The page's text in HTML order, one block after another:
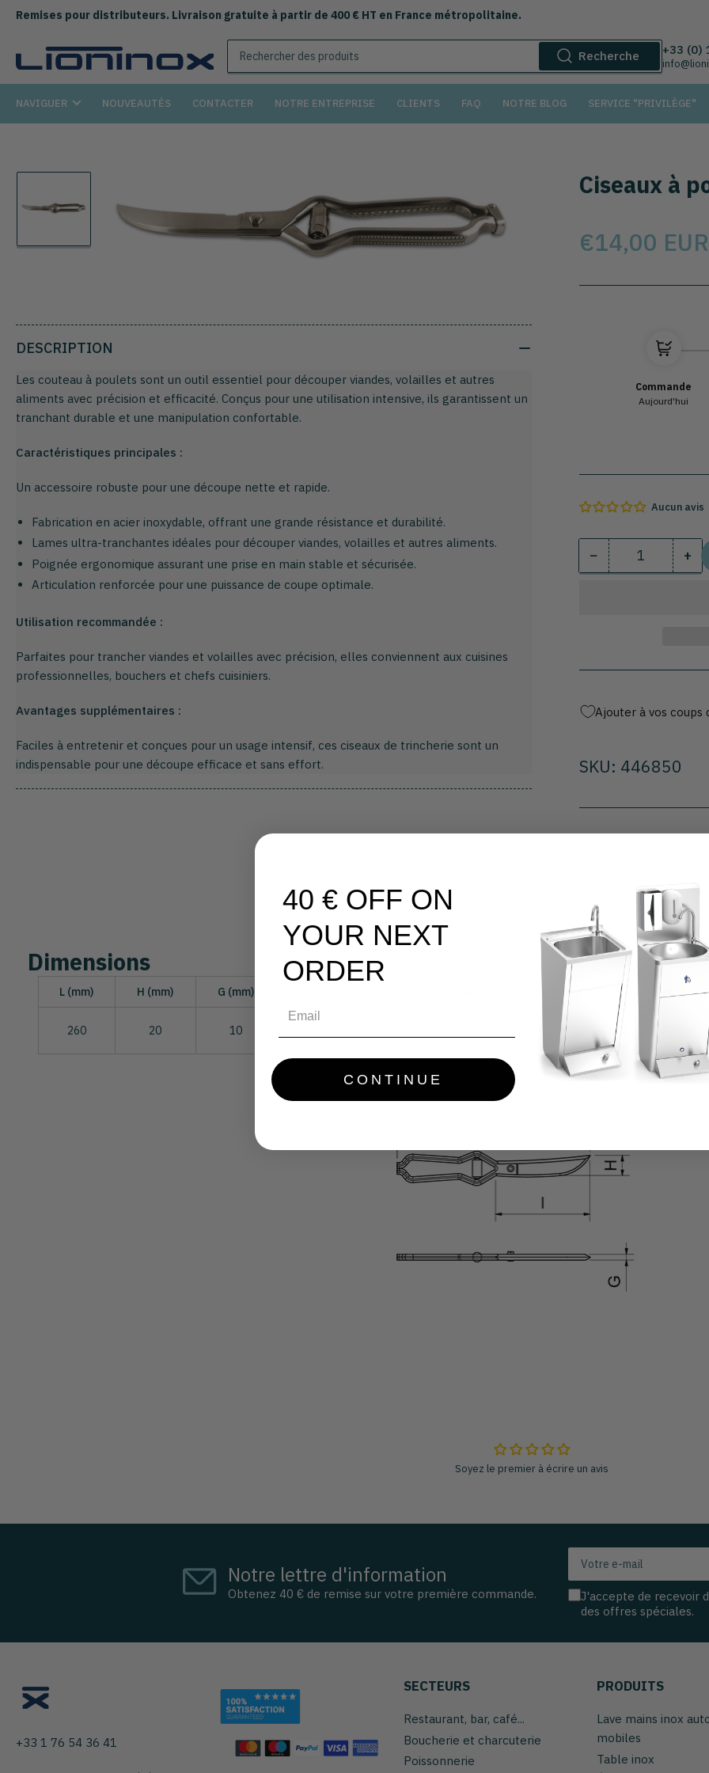
Remises pour distributeurs. Livraison gratuite à partir de 400 € HT en France métropolitaine.
Rechercher
des
produits
Recherche +33 (0)
NAVIGUER NOUVEAUTÉS CONTACTER NOTRE ENTREPRISE CLIENTS FAQ NOTRE BLOG SERVICE "PRIVILÈGE"
Chargement
la
Ciseaux à
Prix
€14,00 EUR
Commande
Aujourd'hui
Aucun avis
− Diminuer
poulet
Quantité +
Ajouter à vos coups
SKU: 446850
DESCRIPTION
Les couteau à poulets sont un outil essentiel pour découper viandes, volailles et autres
aliments avec précision et efficacité. Conçus pour une utilisation intensive, ils garantissent un
tranchant durable et une manipulation confortable.
Caractéristiques principales :
Un accessoire robuste pour une découpe nette et rapide.
Fabrication en acier inoxydable, offrant une grande résistance et durabilité.
Lames ultra-tranchantes idéales pour découper viandes, volailles et autres aliments.
Poignée ergonomique assurant une prise en main stable et sécurisée.
Articulation renforcée pour une puissance de coupe optimale.
Utilisation recommandée :
Parfaites pour trancher viandes et volailles avec précision, elles conviennent aux cuisines
professionnelles, bouchers et chefs cuisiniers.
Avantages supplémentaires :
Faciles à entretenir et conçues pour un usage intensif, ces ciseaux de trincherie sont un
indispensable pour une découpe efficace et sans effort.
Dimensions
L (mm) H (mm) G (mm) Stock Prix
260 20 10 EN STOCK
Soyez le premier à écrire un avis
Notre lettre d'information
Obtenez 40 € de remise sur votre première commande.
mail
J'accepte de recevoir
des offres spéciales.
+33 1 76 54 36 41
SECTEURS
Restaurant, bar, café...
Boucherie et charcuterie
Poissonnerie
PRODUITS
Lave mains inox
mobiles
Table inox
40 € OFF ON
YOUR NEXT
ORDER
CONTINUE